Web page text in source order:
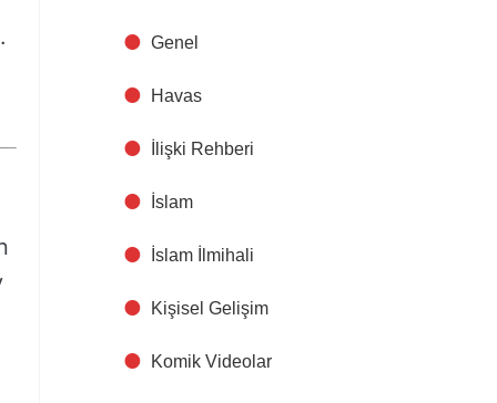
Genel
Havas
İlişki Rehberi
İslam
İslam İlmihali
Kişisel Gelişim
Komik Videolar